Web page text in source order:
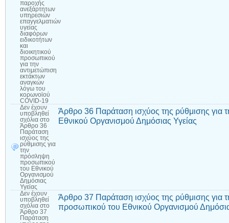
παροχής
ανεξάρτητων
υπηρεσιών
επαγγελματιών
υγείας
διαφόρων
ειδικοτήτων
και
διοικητικού
προσωπικού
για την
αντιμετώπιση
εκτάκτων
αναγκών
λόγω του
κορωνοϊού
COVID-19
Δεν έχουν
υποβληθεί
σχόλια στο
Άρθρο 36
Παράταση
ισχύος της
ρύθμισης για
την
πρόσληψη
προσωπικού
του Εθνικού
Οργανισμού
Δημόσιας
Υγείας
Άρθρο 36 Παράταση ισχύος της ρύθμισης
Εθνικού Οργανισμού Δημόσιας Υγείας
Δεν έχουν
υποβληθεί
σχόλια στο
Άρθρο 37
Παράταση
Άρθρο 37 Παράταση ισχύος της ρύθμισης για
προσωπικού του Εθνικού Οργανισμού